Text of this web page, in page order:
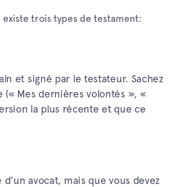
trois types de testament:
et signé par le testateur. Sachez
Mes dernières volontés », «
la plus récente et que ce
avocat, mais que vous devez